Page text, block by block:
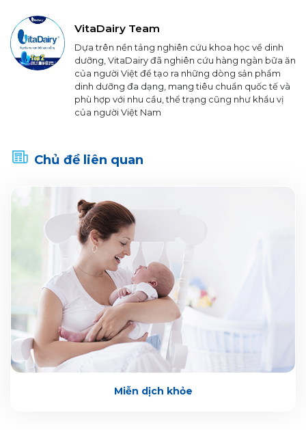
VitaDairy Team
Dựa trên nền tảng nghiên cứu khoa học về dinh
dưỡng, VitaDairy đã nghiên cứu hàng ngàn bữa ăn
của người Việt để tạo ra những dòng sản phẩm
dinh dưỡng đa dạng, mang tiêu chuẩn quốc tế và
phù hợp với nhu cầu, thể trạng cũng như khẩu vị
của người Việt Nam
Chủ đề liên quan
Miễn dịch khỏe